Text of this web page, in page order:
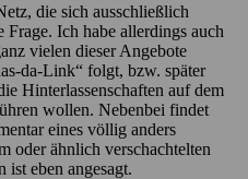
die sich ausschließlich
Ich habe allerdings auch
vielen dieser Angebote
da-Link“ folgt, bzw. später
Hinterlassenschaften auf dem
wollen. Nebenbei findet
eines völlig anders
oder ähnlich verschachtelten
ist eben angesagt.